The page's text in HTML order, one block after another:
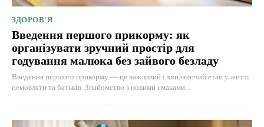
ЗДОРОВ'Я
Введення першого прикорму: як
організувати зручний простір для
годування малюка без зайвого безладу
Введення першого прикорму — це важливий і хвилюючий етап у житті
немовляти та батьків. Знайомство з новими смаками...